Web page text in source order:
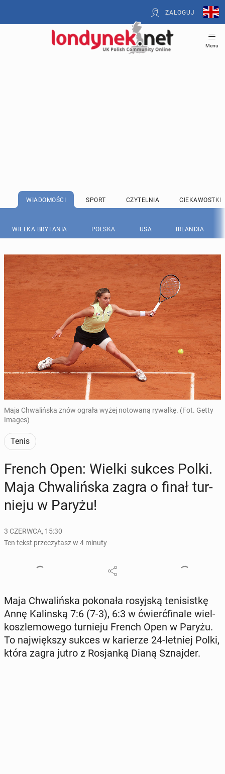
ZALOGUJ
Menu
WIADOMOŚCI SPORT CZYTELNIA CIEKAWOSTKI
WIELKA BRYTANIA POLSKA USA IRLANDIA
Maja Chwalińska znów ograła wyżej notowaną rywalkę. (Fot. Getty
Images)
Tenis
French Open: Wielki sukces Polki.
Maja Chwa­liń­ska zagra o finał tur­
nie­ju w Paryżu!
3 CZERWCA, 15:30
Ten tekst przeczytasz w 4 minuty
Maja Chwa­liń­ska po­ko­na­ła ro­syj­ską te­ni­sist­kę
Annę Ka­lin­ską 7:6 (7-3), 6:3 w ćwierć­fi­na­le wiel­
kosz­le­mo­we­go tur­nie­ju French Open w Paryżu.
To naj­więk­szy sukces w ka­rie­rze 24-letniej Polki,
która zagra jutro z Ro­sjan­ką Dianą Sznaj­der.